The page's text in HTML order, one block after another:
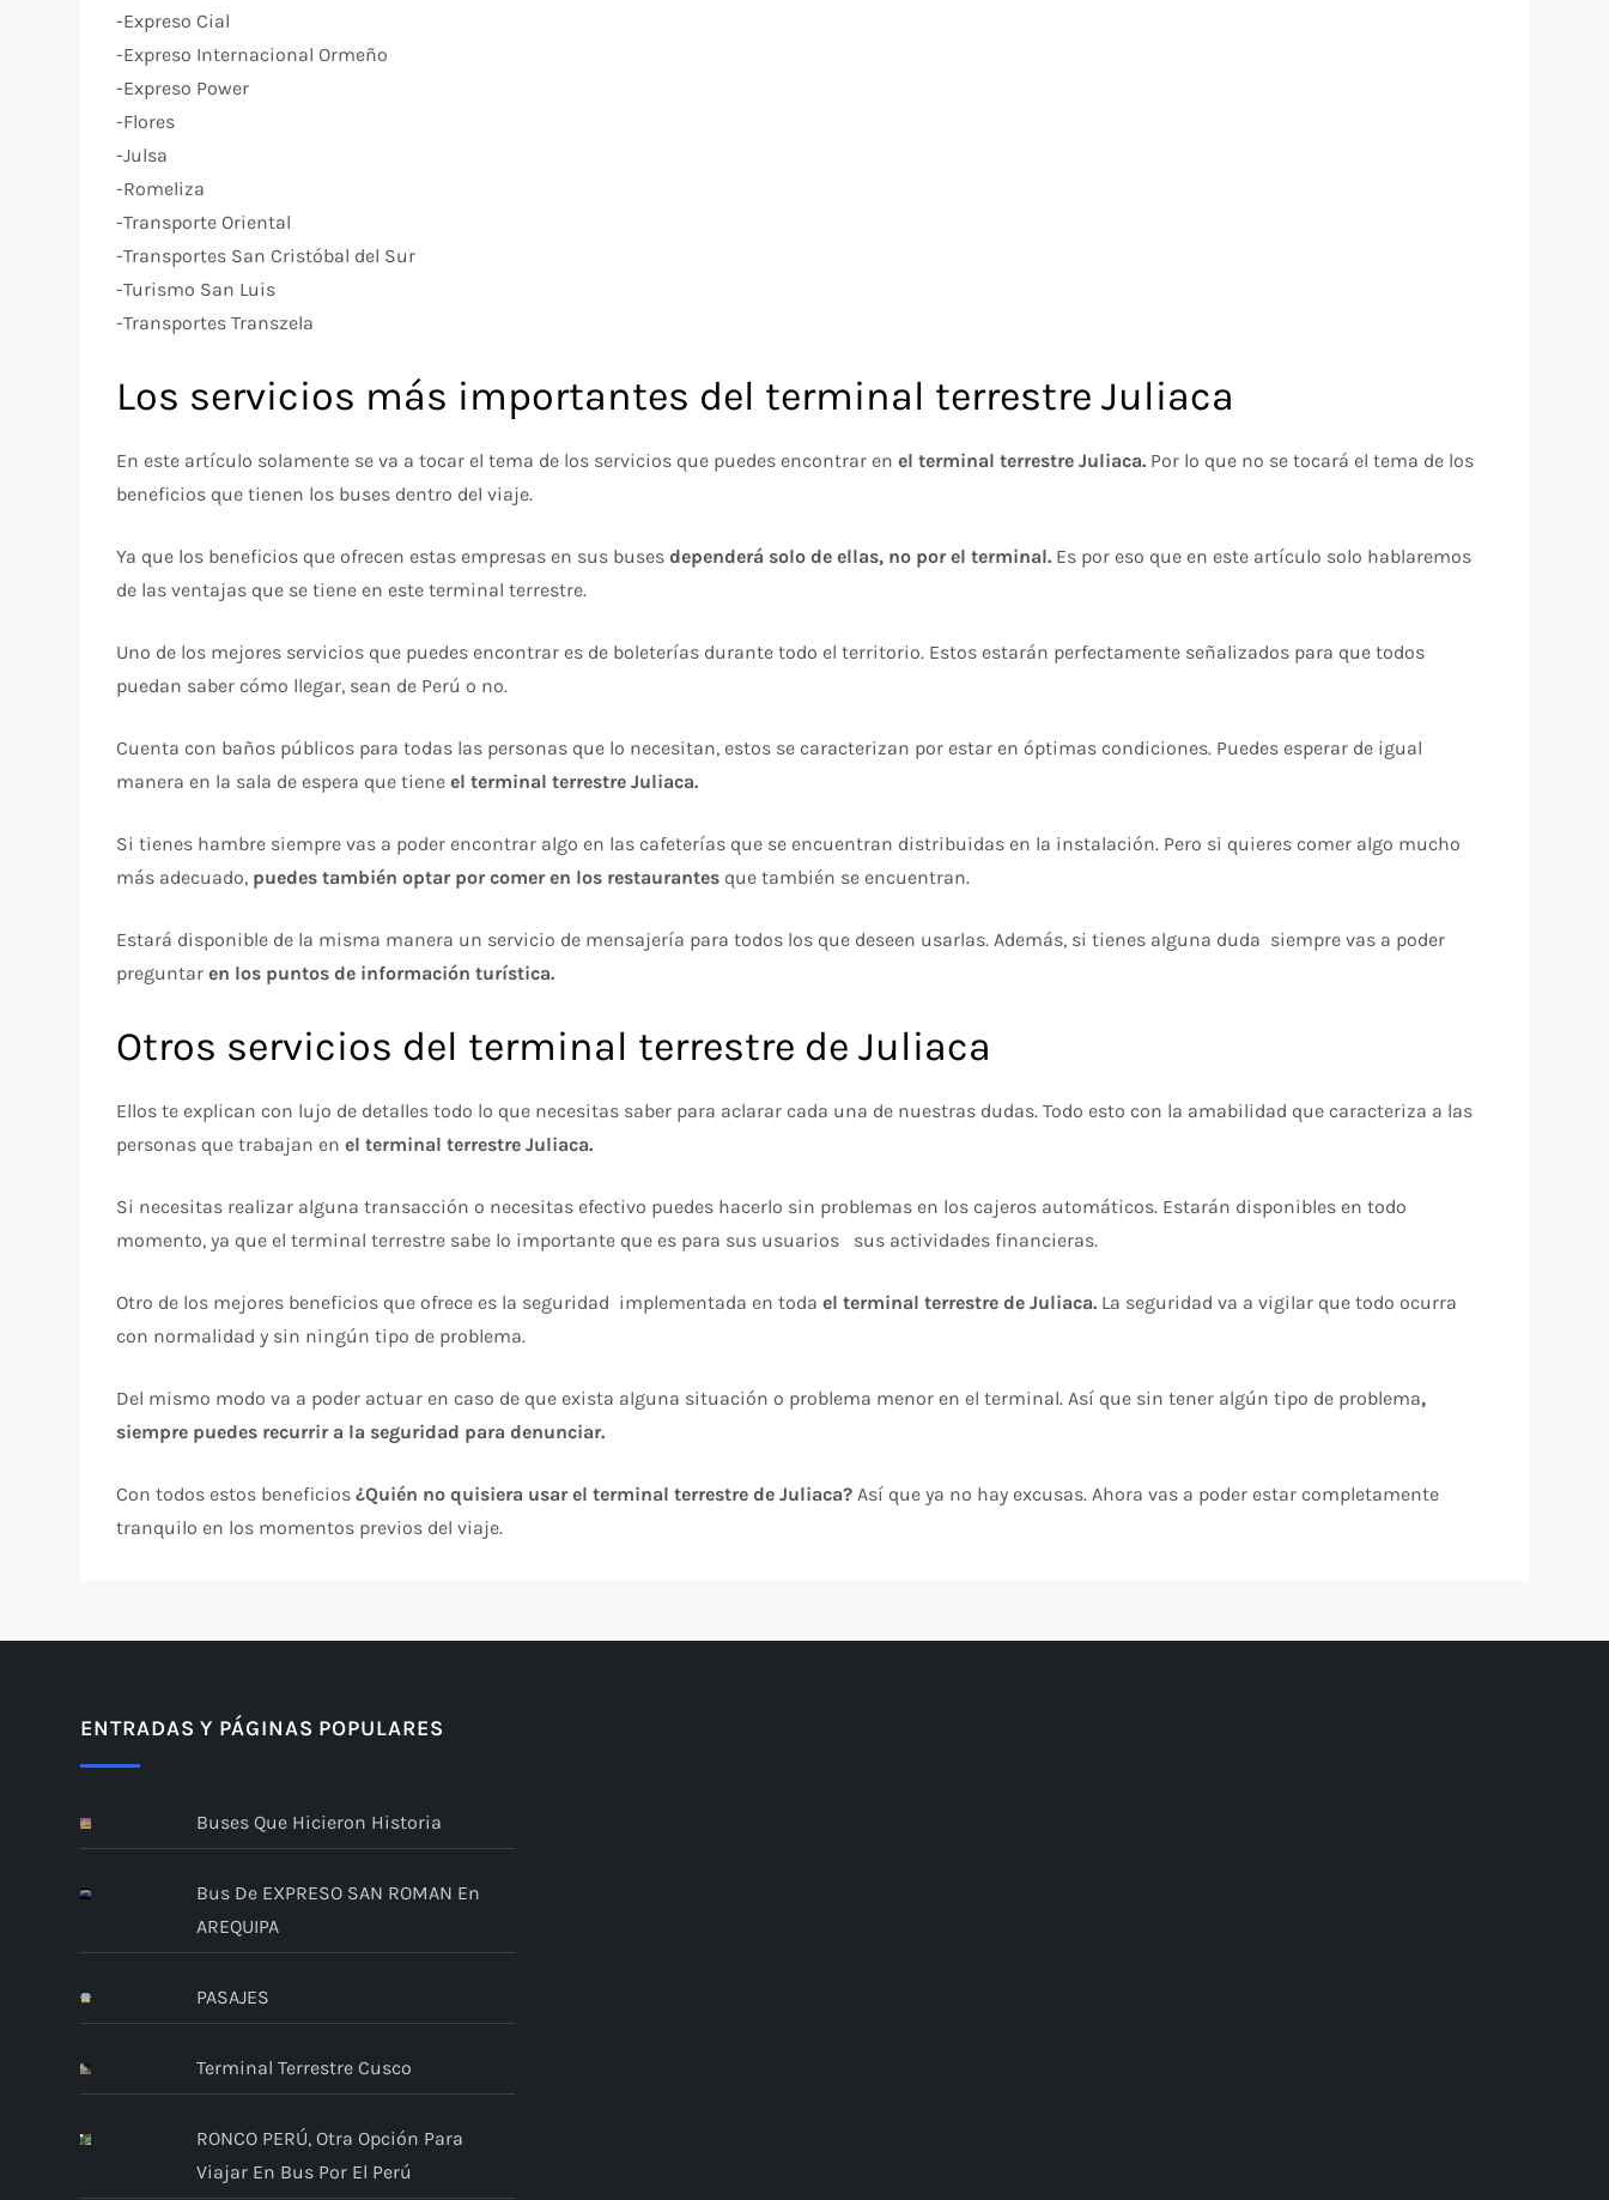
-Expreso Cial
-Expreso Internacional Ormeño
-Expreso Power
-Flores
-Julsa
-Romeliza
-Transporte Oriental
-Transportes San Cristóbal del Sur
-Turismo San Luis
-Transportes Transzela
Los servicios más importantes del terminal terrestre Juliaca
En este artículo solamente se va a tocar el tema de los servicios que puedes encontrar enel terminal terrestre Juliaca. Por lo que no se tocará el tema de los
beneficios que tienen los buses dentro del viaje.
Ya que los beneficios que ofrecen estas empresas en sus buses dependerá solo de ellas, no por el terminal. Es por eso que en este artículo solo hablaremos
de las ventajas que se tiene en este terminal terrestre.
Uno de los mejores servicios que puedes encontrar es de boleterías durante todo el territorio. Estos estarán perfectamente señalizados para que todos
puedan saber cómo llegar, sean de Perú o no.
Cuenta con baños públicos para todas las personas que lo necesitan, estos se caracterizan por estar en óptimas condiciones. Puedes esperar de igual
manera en la sala de espera que tieneel terminal terrestre Juliaca.
Si tienes hambre siempre vas a poder encontrar algo en las cafeterías que se encuentran distribuidas en la instalación. Pero si quieres comer algo mucho
más adecuado, puedes también optar por comer en los restaurantes que también se encuentran.
Estará disponible de la misma manera un servicio de mensajería para todos los que deseen usarlas. Además, si tienes alguna duda siempre vas a poder
preguntaren los puntos de información turística.
Otros servicios del terminal terrestre de Juliaca
Ellos te explican con lujo de detalles todo lo que necesitas saber para aclarar cada una de nuestras dudas. Todo esto con la amabilidad que caracteriza a las
personas que trabajan enel terminal terrestre Juliaca.
Si necesitas realizar alguna transacción o necesitas efectivo puedes hacerlo sin problemas en los cajeros automáticos. Estarán disponibles en todo
momento, ya que el terminal terrestre sabe lo importante que es para sus usuarios sus actividades financieras.
Otro de los mejores beneficios que ofrece es la seguridad implementada en todael terminal terrestre de Juliaca. La seguridad va a vigilar que todo ocurra
con normalidad y sin ningún tipo de problema.
Del mismo modo va a poder actuar en caso de que exista alguna situación o problema menor en el terminal. Así que sin tener algún tipo de problema,
siempre puedes recurrir a la seguridad para denunciar.
Con todos estos beneficios¿Quién no quisiera usar el terminal terrestre de Juliaca?Así que ya no hay excusas. Ahora vas a poder estar completamente
tranquilo en los momentos previos del viaje.
ENTRADAS Y PÁGINAS POPULARES
Buses Que Hicieron Historia
Bus De EXPRESO SAN ROMAN En
AREQUIPA
PASAJES
Terminal Terrestre Cusco
RONCO PERÚ, Otra Opción Para
Viajar En Bus Por El Perú